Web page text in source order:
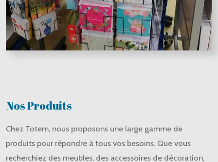
Nos Produits
Chez Totem, nous proposons une large gamme de
produits pour répondre à tous vos besoins. Que vous
recherchiez des meubles, des accessoires de décoration,